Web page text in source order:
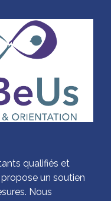
qualifiés et
un soutien
Nous